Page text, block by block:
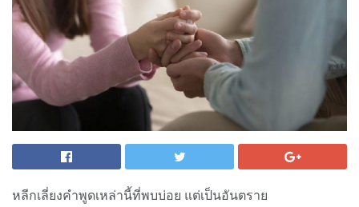
หลีกเลี่ยงคำพูดเหล่านี้ที่พบบ่อย แต่เป็นอันตราย